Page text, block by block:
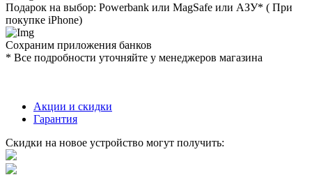
Подарок на выбор: Powerbank или MagSafe или AЗУ* ( При
покупке iPhone)
Сохраним приложения банков
* Все подробности уточняйте у менеджеров магазина
Акции и скидки
Гарантия
Скидки на новое устройство могут получить: